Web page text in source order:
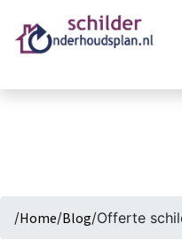
/Home/Blog/Offerte